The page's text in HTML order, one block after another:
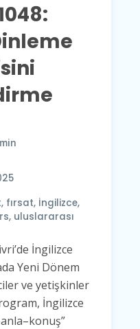
, fırsat, İngilizce,
, uluslararası
İngilizce
Yeni Dönem
ve yetişkinler
İngilizce